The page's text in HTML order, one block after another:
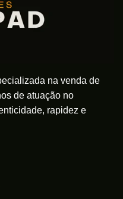
na venda de
de atuação no
rapidez e